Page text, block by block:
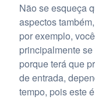
Não se esqueça
aspectos
por exemplo,
principalmente
porque terá que
de entrada,
tempo, pois este